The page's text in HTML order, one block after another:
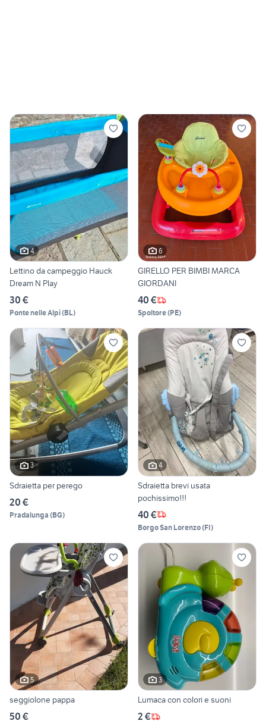
4
Lettino da campeggio Hauck
Dream N Play
30 €
Ponte nelle Alpi(BL)
6
GIRELLO PER BIMBI MARCA
GIORDANI
40 €
Spoltore(PE)
3
Sdraietta per perego
20 €
Pradalunga (BG)
4
Sdraietta brevi usata
pochissimo!!!
40 €
Borgo San Lorenzo(FI)
5
seggiolone pappa
50 €
3
Lumaca con colori e suoni
2 €